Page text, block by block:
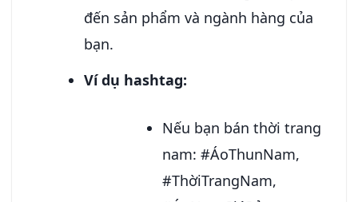
đến sản phẩm và ngành hàng của
bạn.
Ví dụ hashtag:
Nếu bạn bán thời trang
nam: #ÁoThunNam,
#ThờiTrangNam,